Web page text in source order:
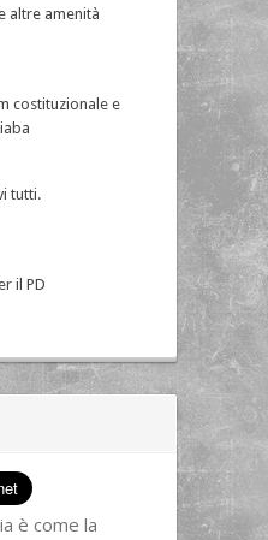
altre amenità
costituzionale e
tutti.
il PD
è come la